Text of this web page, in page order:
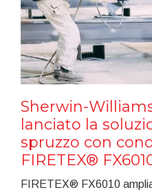
Sherwin-
lanciato la
spruzzo con
FIRETEX®
FIRETEX® FX6010